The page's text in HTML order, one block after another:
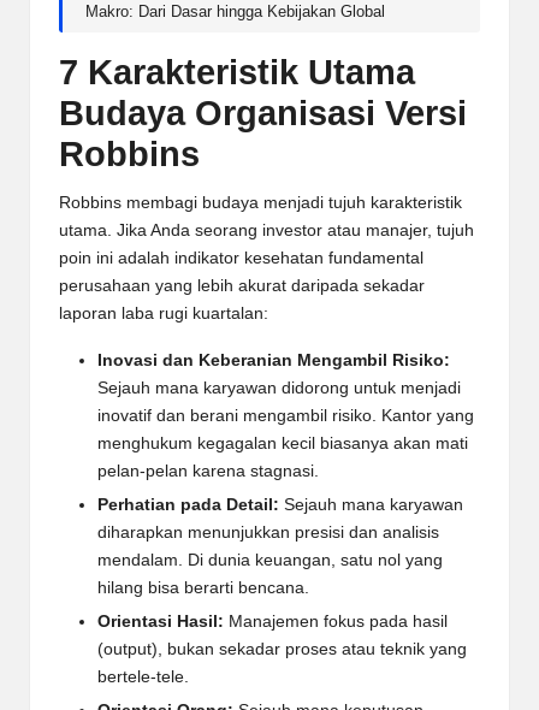
Makro: Dari Dasar hingga Kebijakan Global
7 Karakteristik Utama
Budaya Organisasi Versi
Robbins
Robbins membagi budaya menjadi tujuh karakteristik
utama. Jika Anda seorang investor atau manajer, tujuh
poin ini adalah indikator kesehatan fundamental
perusahaan yang lebih akurat daripada sekadar
laporan laba rugi kuartalan:
Inovasi dan Keberanian Mengambil Risiko:
Sejauh mana karyawan didorong untuk menjadi
inovatif dan berani mengambil risiko. Kantor yang
menghukum kegagalan kecil biasanya akan mati
pelan-pelan karena stagnasi.
Perhatian pada Detail: Sejauh mana karyawan
diharapkan menunjukkan presisi dan analisis
mendalam. Di dunia keuangan, satu nol yang
hilang bisa berarti bencana.
Orientasi Hasil: Manajemen fokus pada hasil
(output), bukan sekadar proses atau teknik yang
bertele-tele.